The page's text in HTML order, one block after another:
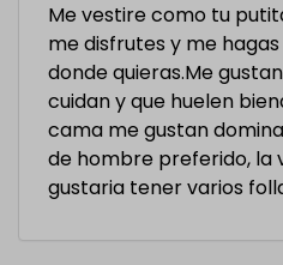
Me vestire como tu
me disfrutes y me
donde quieras.Me
cuidan y que huelen
cama me gustan
de hombre preferido, la
gustaria tener varios